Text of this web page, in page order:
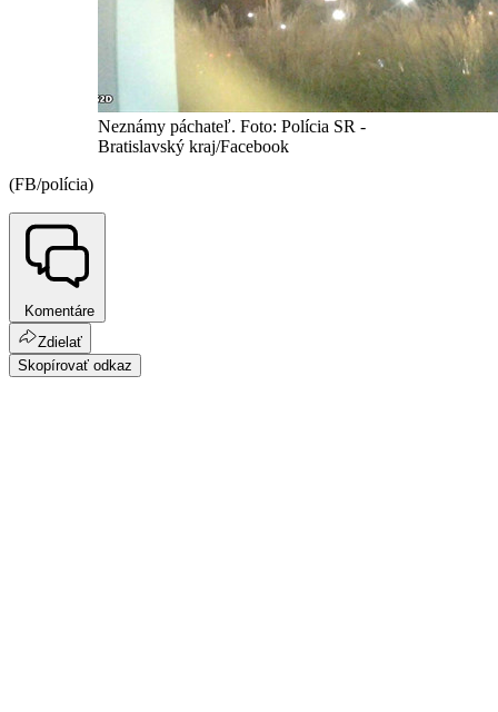
Neznámy páchateľ. Foto: Polícia SR -
Bratislavský kraj/Facebook
(FB/polícia)
Komentáre
Zdielať
Skopírovať odkaz